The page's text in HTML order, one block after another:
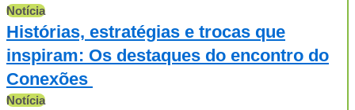
Notícia
Histórias, estratégias e trocas que
inspiram: Os destaques do encontro do
Conexões
Notícia